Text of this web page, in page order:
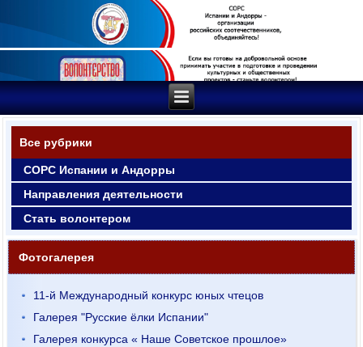
Все рубрики
СОРС Испании и Андорры
Направления деятельности
Стать волонтером
Фотогалерея
11-й Международный конкурс юных чтецов
Галерея "Русские ёлки Испании"
Галерея конкурса « Наше Советское прошлое»